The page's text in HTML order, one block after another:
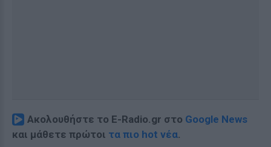
Ακολουθήστε το E-Radio.gr στο Google News
και μάθετε πρώτοι τα πιο hot νέα.